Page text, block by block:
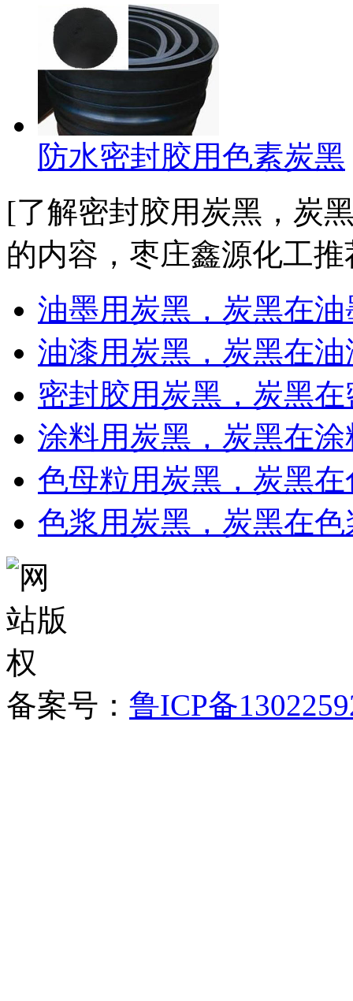
防水密封胶用色素炭黑
[了解密封胶用炭黑，炭
的内容，枣庄鑫源化工
油墨用炭黑，炭黑在
油漆用炭黑，炭黑在
密封胶用炭黑，炭黑
涂料用炭黑，炭黑在
色母粒用炭黑，炭黑
色浆用炭黑，炭黑在
备案号： 鲁ICP备